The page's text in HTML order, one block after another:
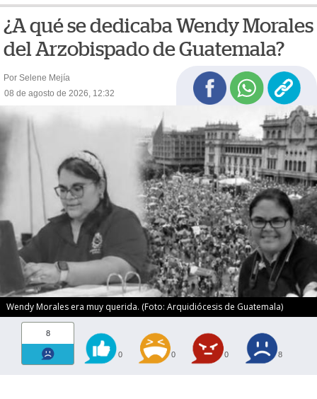
¿A qué se dedicaba Wendy Morales
del Arzobispado de Guatemala?
Por Selene Mejía
08 de agosto de 2026, 12:32
Wendy Morales era muy querida. (Foto: Arquidiócesis de Guatemala)
8
0 0 0 8